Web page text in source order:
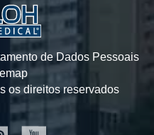
de Dados Pessoais
os direitos reservados